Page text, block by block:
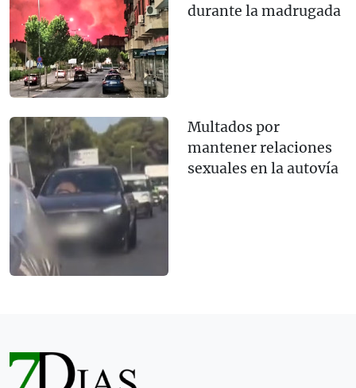
durante la madrugada
Multados por
mantener relaciones
sexuales en la autovía